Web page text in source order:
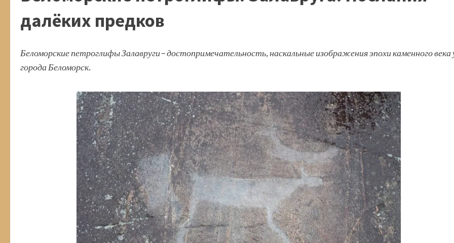
далёких предков
Беломорские петроглифы Залавруги– достопримечательность, наскальные изображения эпохи каменного века
города Беломорск.